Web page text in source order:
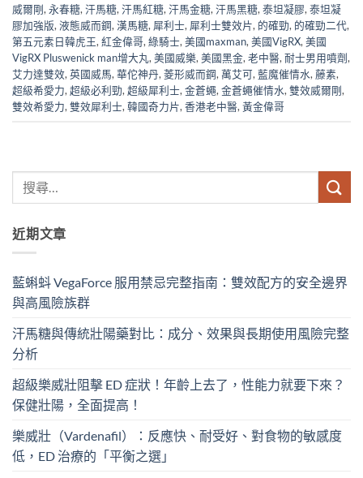
威爾剛, 永春糖, 汗馬糖, 汗馬紅糖, 汗馬金糖, 汗馬黑糖, 泰坦凝膠, 泰坦凝
膠加強版, 液態威而鋼, 漢馬糖, 犀利士, 犀利士雙效片, 的確勁, 的確勁二代,
第五元素日韓虎王, 紅金偉哥, 綠騎士, 美國maxman, 美國VigRX, 美國
VigRX Pluswenick man增大丸, 美國威樂, 美國黑金, 老中醫, 耐士男用噴劑,
艾力達雙效, 英國威馬, 華佗神丹, 菱形威而鋼, 萬艾可, 藍魔催情水, 藤素,
超級希愛力, 超級必利勁, 超級犀利士, 金蒼蠅, 金蒼蠅催情水, 雙效威爾剛,
雙效希愛力, 雙效犀利士, 韓國奇力片, 香港老中醫, 黃金偉哥
近期文章
藍蝌蚪 VegaForce 服用禁忌完整指南：雙效配方的安全邊界
與高風險族群
汗馬糖與傳統壯陽藥對比：成分、效果與長期使用風險完整
分析
超級樂威壯阻擊 ED 症狀！年齡上去了，性能力就要下來？
保健壯陽，全面提高！
樂威壯（Vardenafil）：反應快、耐受好、對食物的敏感度
低，ED 治療的「平衡之選」